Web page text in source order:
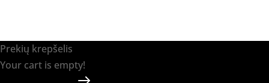
Prekių krepšelis
Your cart is empty!